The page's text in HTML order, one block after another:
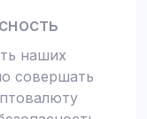
наших
совершать